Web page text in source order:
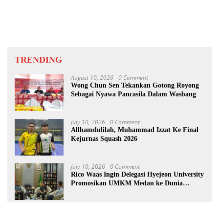
TRENDING
August 10, 2026 0 Comment
Wong Chun Sen Tekankan Gotong Royong
Sebagai Nyawa Pancasila Dalam Wasbang
July 10, 2026 0 Comment
Allhamdulilah, Muhammad Izzat Ke Final
Kejurnas Squash 2026
July 10, 2026 0 Comment
Rico Waas Ingin Delegasi Hyejeon University
Promosikan UMKM Medan ke Dunia